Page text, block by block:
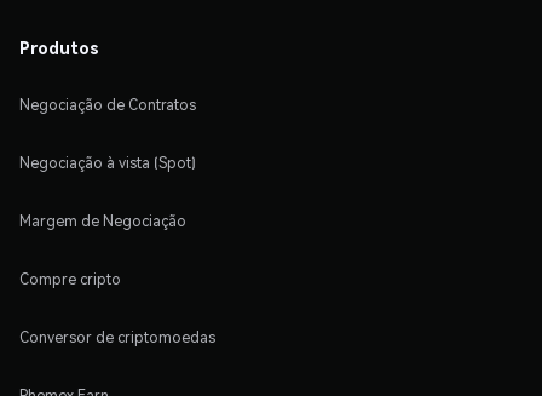
Produtos
Negociação de Contratos
Negociação à vista (Spot)
Margem de Negociação
Compre cripto
Conversor de criptomoedas